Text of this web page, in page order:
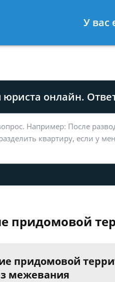
8 812 509-27-47
юриста онлайн.
придомовой
придомовой
межевания
У вас